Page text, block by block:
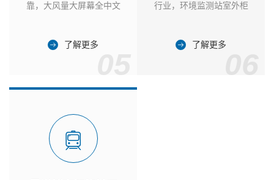
靠，大风量大屏幕全中文
了解更多
行业，环境监测站室外柜
了解更多